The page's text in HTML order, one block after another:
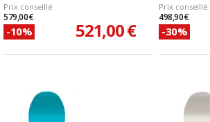
Prix conseillé
579,00 €
-10% 521,00 €
Prix conseillé
498,90 €
-30%